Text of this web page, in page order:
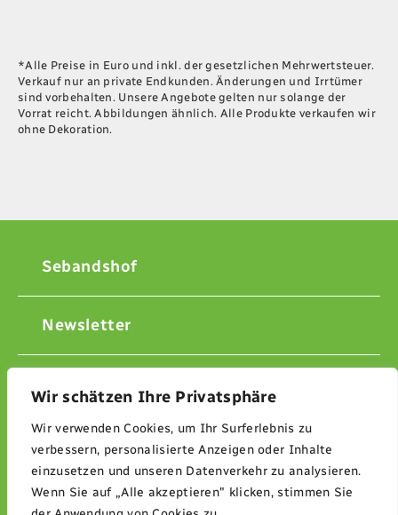
Wir schätzen Ihre Privatsphäre
Wir verwenden Cookies, um Ihr Surferlebnis zu
verbessern, personalisierte Anzeigen oder Inhalte
einzusetzen und unseren Datenverkehr zu analysieren.
Wenn Sie auf „Alle akzeptieren" klicken, stimmen Sie
*Alle Preise in Euro und inkl. der gesetzlichen Mehrwertsteuer.
Verkauf nur an private Endkunden. Änderungen und Irrtümer
sind vorbehalten. Unsere Angebote gelten nur solange der
Vorrat reicht. Abbildungen ähnlich. Alle Produkte verkaufen wir
ohne Dekoration.
Sebandshof
Newsletter
Impressum
Datenschutzerklärung